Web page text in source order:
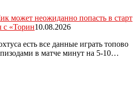
может неожиданно попасть в старт
с «Торин10.08.2026
есть все данные играть топово
в матче минут на 5-10…